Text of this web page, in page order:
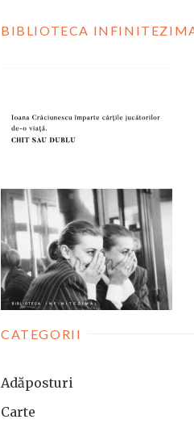
BIBLIOTECA
CATEGORII
Adăposturi
Carte